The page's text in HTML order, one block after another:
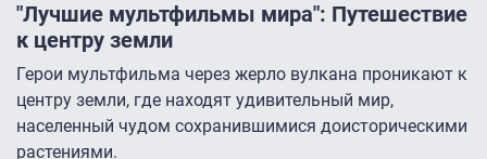
"Лучшие мультфильмы мира": Путешествие
к центру земли
Герои мультфильма через жерло вулкана проникают к
центру земли, где находят удивительный мир,
населенный чудом сохранившимися доисторическими
растениями.